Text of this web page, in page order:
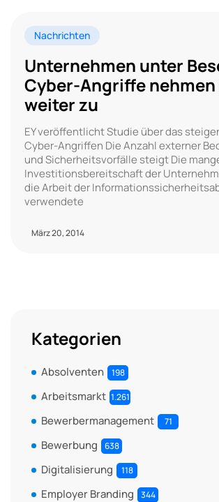
Nachrichten
Unternehmen unter
Cyber-Angriffe
weiter zu
EY veröffentlicht Studie über das
Cyber-Angriffen Die Anzahl externer
und Sicherheitsvorfälle steigt Die
Investitionsbereitschaft der
die Arbeit der
verwendete
März 20, 2014
Kategorien
Absolventen 198
Arbeitsmarkt 1.261
Bewerbermanagement 71
Bewerbung 638
Digitalisierung 118
Employer Branding 344